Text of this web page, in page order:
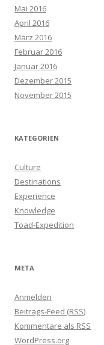
Mai 2016
April 2016
März 2016
Februar 2016
Januar 2016
Dezember 2015
November 2015
KATEGORIEN
Culture
Destinations
Experience
Knowledge
Toad-Expedition
META
Anmelden
Beitrags-Feed (RSS)
Kommentare als RSS
WordPress.org